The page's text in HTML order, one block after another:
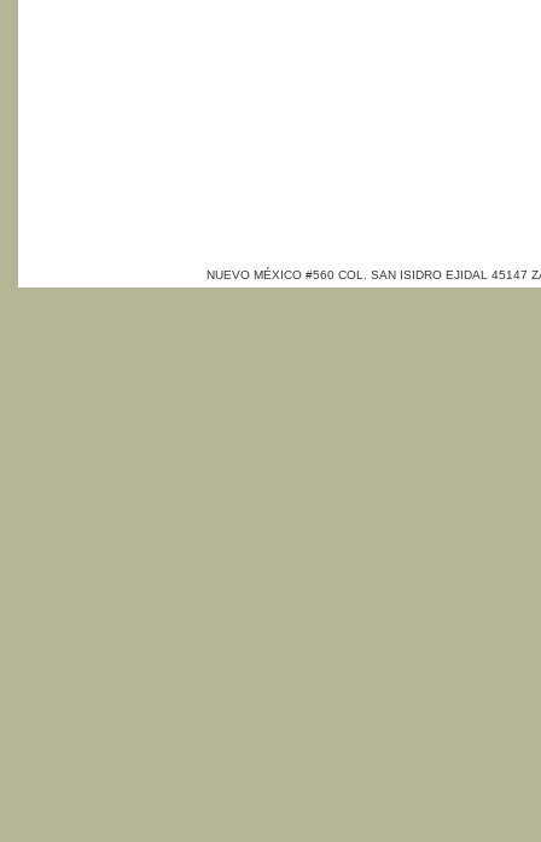
NUEVO MÉXICO #560 COL. SAN ISIDRO EJIDAL 45147